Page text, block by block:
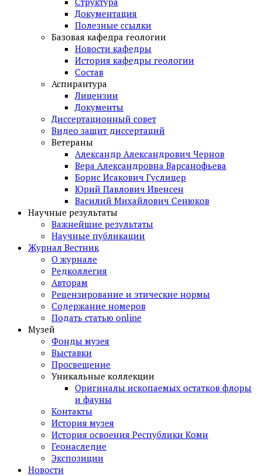
Документация
Полезные ссылки
Базовая кафедра геологии
Новости кафедры
История кафедры геологии
Состав
Аспирантура
Лицензии
Документы
Диссертационный совет
Видео защит диссертаций
Ветераны
Александр Александрович Чернов
Вера Александровна Варсанофьева
Борис Исакович Гуслицер
Юрий Павлович Ивенсен
Василий Михайлович Сенюков
Научные результаты
Важнейшие результаты
Научные публикации
Журнал Вестник
О журнале
Редколлегия
Авторам
Рецензирование и этические нормы
Содержание номеров
Подать статью online
Музей
Фонды музея
Выставки
Просвещение
Уникальные коллекции
Оригиналы ископаемых остатков флоры
и фауны
Контакты
История музея
История освоения Республики Коми
Геонаследие
Экспозиции
Новости